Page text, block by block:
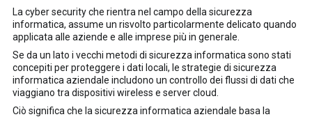
La cyber security che rientra nel campo della sicurezza
informatica, assume un risvolto particolarmente delicato quando
applicata alle aziende e alle imprese più in generale.
Se da un lato i vecchi metodi di sicurezza informatica sono stati
concepiti per proteggere i dati locali, le strategie di sicurezza
informatica aziendale includono un controllo dei flussi di dati che
viaggiano tra dispositivi wireless e server cloud.
Ciò significa che la sicurezza informatica aziendale basa la